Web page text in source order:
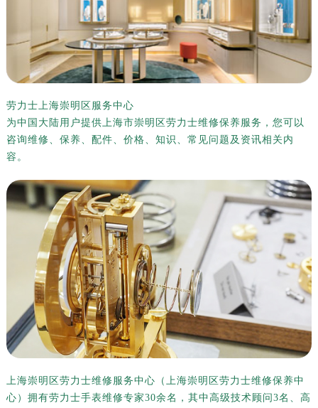
劳力士上海崇明区服务中心
为中国大陆用户提供上海市崇明区劳力士维修保养服务，您可以
咨询维修、保养、配件、价格、知识、常见问题及资讯相关内
容。
上海崇明区劳力士维修服务中心（上海崇明区劳力士维修保养中
心）拥有劳力士手表维修专家30余名，其中高级技术顾问3名、高